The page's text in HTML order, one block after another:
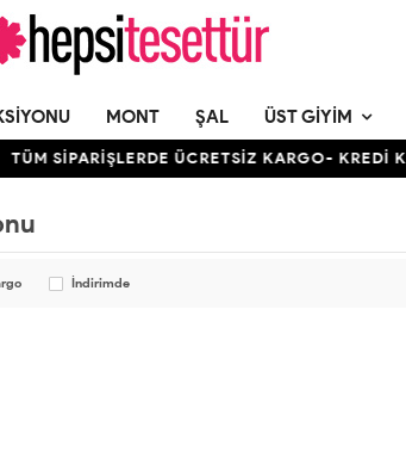
MONT ŞAL ÜST GIYIM
TÜM SİPARİŞLERDE ÜCRETSİZ KARGO- KREDİ
İndirimde